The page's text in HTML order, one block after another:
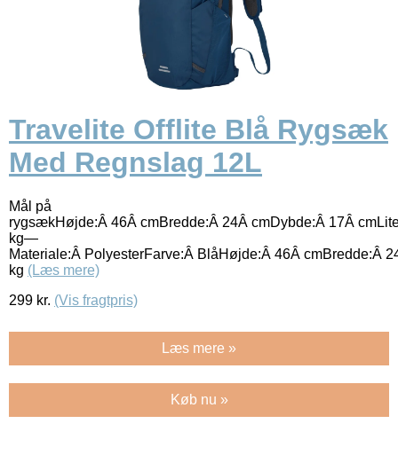
Travelite Offlite Blå Rygsæk
Med Regnslag 12L
Mål på
rygsækHøjde:Â 46Â cmBredde:Â 24Â cmDybde:Â 17Â
kg—
Materiale:Â PolyesterFarve:Â BlåHøjde:Â 46Â cmBredde:Â
kg (Læs mere)
299 kr. (Vis fragtpris)
Læs mere »
Køb nu »